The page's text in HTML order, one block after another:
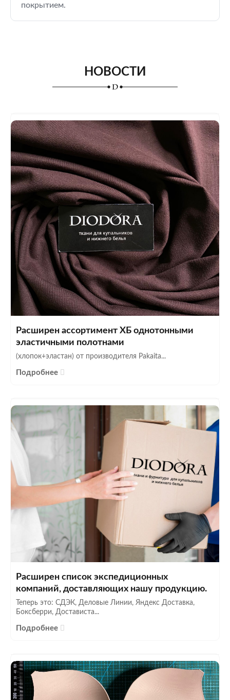
покрытием.
НОВОСТИ
Расширен ассортимент ХБ однотонными
эластичными полотнами
(хлопок+эластан) от производителя Pakaita...
Подробнее
Расширен список экспедиционных
компаний, доставляющих нашу продукцию.
Теперь это: СДЭК, Деловые Линии, Яндекс Доставка,
Боксберри, Достависта...
Подробнее